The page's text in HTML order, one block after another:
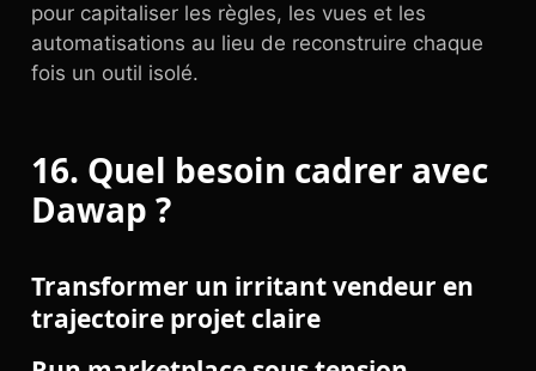
pour capitaliser les règles, les vues et les
automatisations au lieu de reconstruire chaque
fois un outil isolé.
16. Quel besoin cadrer avec
Dawap ?
Transformer un irritant vendeur en
trajectoire projet claire